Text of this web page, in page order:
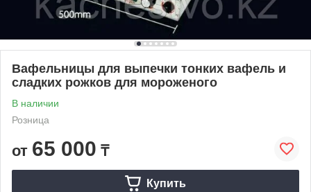
Вафельницы для выпечки тонких вафель и
сладких рожков для мороженого
В наличии
Розница
от 65 000 ₸
Купить